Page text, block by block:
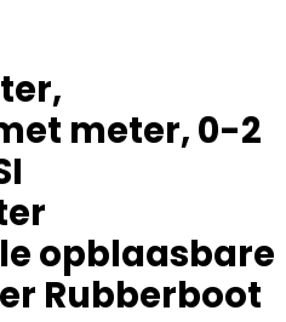
meter, 0-2
opblaasbare
Rubberboot